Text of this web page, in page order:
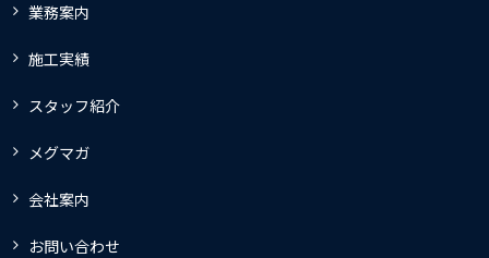
業務案内
施工実績
スタッフ紹介
メグマガ
会社案内
お問い合わせ